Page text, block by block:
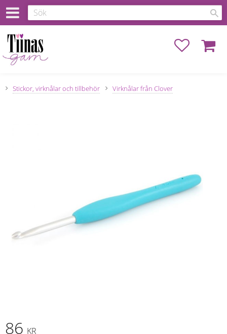
Favoriter
Stickor, virknålar och tillbehör Virknålar från Clover
86 KR